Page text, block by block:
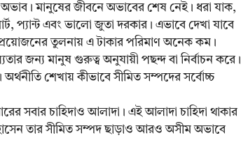
মানুষের জীবনে অভাবের শেষ নেই। ধরা যাক,
প্যান্ট এবং ভালো জুতা দরকার। এভাবে দেখা যাবে
তুলনায় এ টাকার পরিমাণ অনেক কম।
জন্য মানুষ গুরুত্ব অনুযায়ী পছন্দ বা নির্বাচন করে।
শেখায় কীভাবে সীমিত সম্পদের সর্বোচ্চ
সবার চাহিদাও আলাদা। এই আলাদা চাহিদা থাকার
তার সীমিত সম্পদ ছাড়াও আরও অসীম অভাবে